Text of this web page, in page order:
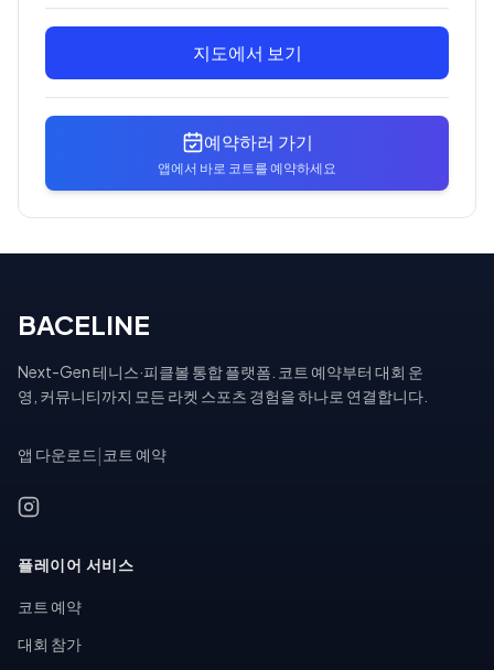
지도에서 보기
예약하러 가기
앱에서 바로 코트를 예약하세요
BACELINE
Next-Gen 테니스·피클볼 통합 플랫폼. 코트 예약부터 대회 운
영, 커뮤니티까지 모든 라켓 스포츠 경험을 하나로 연결합니다.
앱 다운로드 코트 예약
플레이어 서비스
코트 예약
대회 참가